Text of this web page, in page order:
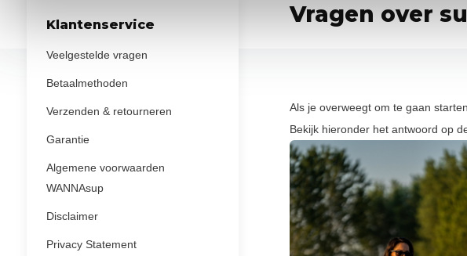
Klantenservice
Veelgestelde vragen
Betaalmethoden
Verzenden & retourneren
Garantie
Algemene voorwaarden
WANNAsup
Disclaimer
Privacy Statement
Vragen over
Als je overweegt om te gaan
Bekijk hieronder het antwoord op